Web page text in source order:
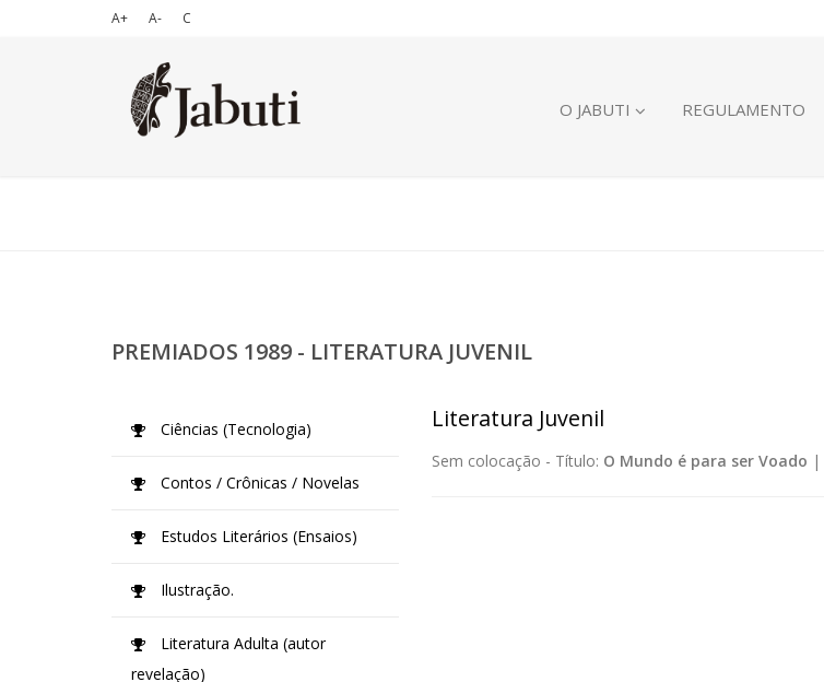
A+ A- C
O JABUTI REGULAMENTO
PREMIADOS 1989 - LITERATURA JUVENIL
Literatura Juvenil
Sem colocação - Título: O Mundo é para ser Voado |
Ciências (Tecnologia)
Contos / Crônicas / Novelas
Estudos Literários (Ensaios)
Ilustração.
Literatura Adulta (autor
revelação)